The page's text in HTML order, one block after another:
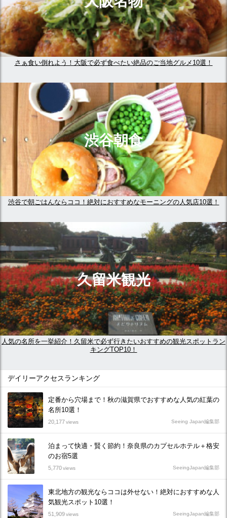
さぁ食い倒れよう！大阪で必ず食べたい絶品のご当地グルメ10選！
渋谷朝食
渋谷で朝ごはんならココ！絶対におすすめなモーニングの人気店10選！
久留米観光
人気の名所を一挙紹介！久留米で必ず行きたいおすすめの観光スポットラン
キングTOP10！
デイリーアクセスランキング
定番から穴場まで！秋の滋賀県でおすすめな人気の紅葉の
名所10選！
20,177views Seeing Japan編集部
泊まって快適・賢く節約！奈良県のカプセルホテル＋格安
のお宿5選
5,770views SeeingJapan編集部
東北地方の観光ならココは外せない！絶対におすすめな人
気観光スポット10選！
51,909views SeeingJapan編集部